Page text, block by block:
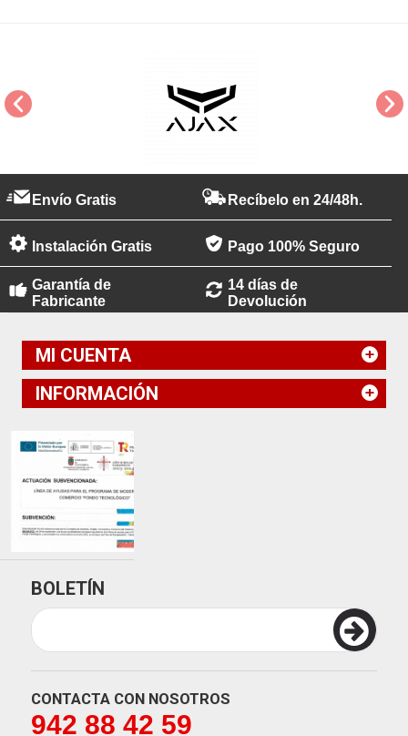
Envío Gratis Recíbelo en 24/48h.
Instalación Gratis Pago 100% Seguro
Garantía de
Fabricante
14 días de
Devolución
MI CUENTA
INFORMACIÓN
BOLETÍN
CONTACTA CON NOSOTROS
942 88 42 59